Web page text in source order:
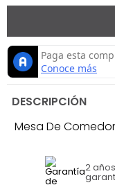
DESCRIPCIÓN
Mesa De
2 años